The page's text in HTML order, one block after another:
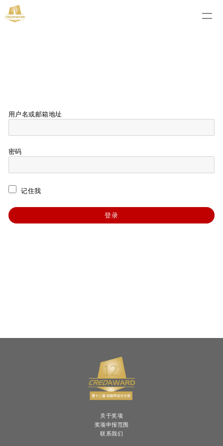
用户名或邮箱地址
密码
记住我
关于奖项
奖项申报范围
联系我们